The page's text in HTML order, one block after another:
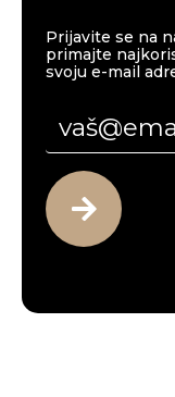
Prijavite se na
primajte
svoju e-mail